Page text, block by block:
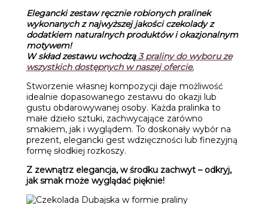
Elegancki zestaw ręcznie robionych pralinek
wykonanych z najwyższej jakości czekoladyz
dodatkiem naturalnych produktów i okazjonalnym
motywem!
W skład zestawu wchodzą3praliny do wyboru ze
wszystkich dostępnych w naszej ofercie.
Stworzenie własnej kompozycji daje możliwość
idealnie dopasowanego zestawu do okazji lub
gustu obdarowywanej osoby. Każda pralinka to
małe dzieło sztuki, zachwycające zarówno
smakiem, jak i wyglądem. To doskonały wybór na
prezent, elegancki gest wdzięczności lub finezyjną
formę słodkiej rozkoszy.
Z zewnątrz elegancja, w środku zachwyt – odkryj,
jak smak może wyglądać pięknie!